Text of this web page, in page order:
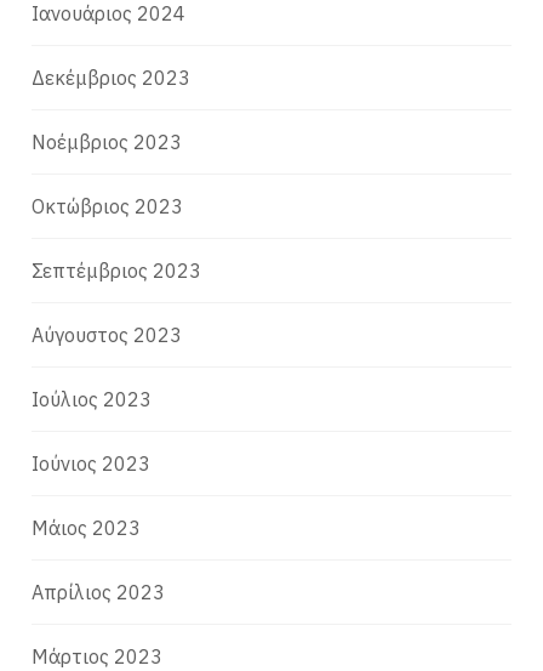
Ιανουάριος 2024
Δεκέμβριος 2023
Νοέμβριος 2023
Οκτώβριος 2023
Σεπτέμβριος 2023
Αύγουστος 2023
Ιούλιος 2023
Ιούνιος 2023
Μάιος 2023
Απρίλιος 2023
Μάρτιος 2023